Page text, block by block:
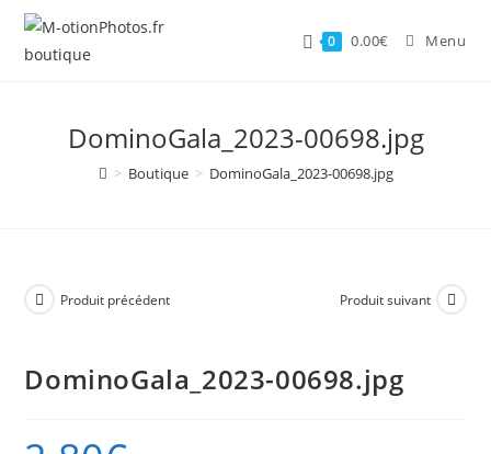
Skip
content
0 0.00€ Menu
DominoGala_2023-00698.jpg
> Boutique > DominoGala_2023-00698.jpg
Produit précédent Produit suivant
DominoGala_2023-00698.jpg